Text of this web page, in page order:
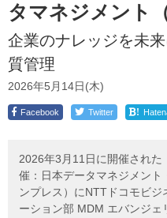
タマネジメント
企業のナレッジを未
質管理
2026年5月14日(木)
Facebook Twitter !
2026年3月11日に開催され
催：日本データマネジメント
ンプレス）にNTTドコモビジ
ーション部 MDM エバンジ